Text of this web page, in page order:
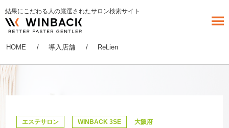
結果にこだわる人の厳選されたサロン検索サイト
HOME 導入店舗 ReLien
エステサロン WINBACK 3SE 大阪府